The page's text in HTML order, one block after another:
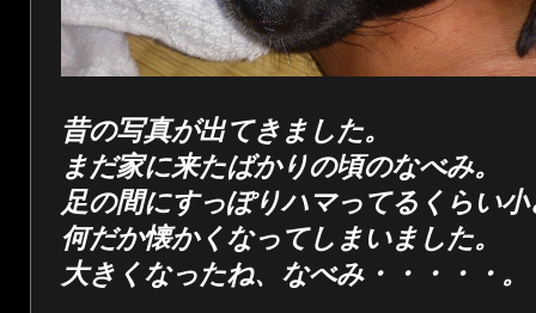
昔の写真が出てきました。
まだ家に来たばかりの頃のなべみ。
足の間にすっぽりハマってるくらい
何だか懐かくなってしまいました。
大きくなったね、なべみ・・・・・。